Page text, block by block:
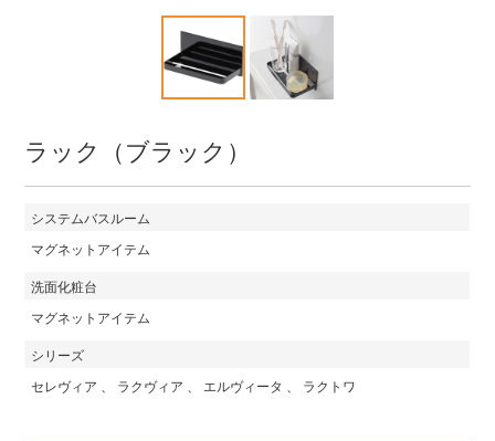
ラック（ブラック）
システムバスルーム
マグネットアイテム
洗面化粧台
マグネットアイテム
シリーズ
セレヴィア
ラクヴィア エルヴィータ ラクトワ